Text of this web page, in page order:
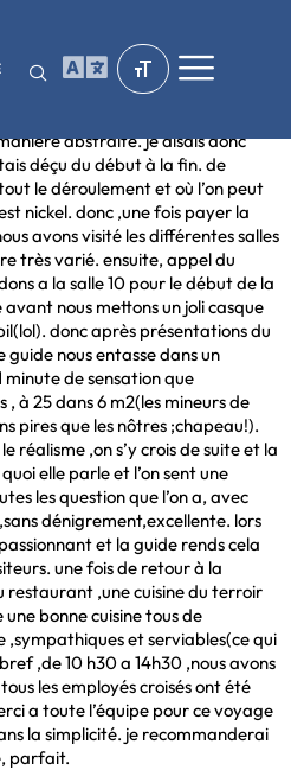
impatient;connaissant un peu le
abstraite. je disais donc
déçu du début à la fin. de
le déroulement et où l’on peut
nickel. donc ,une fois payer la
avons visité les différentes salles
très varié. ensuite, appel du
a la salle 10 pour le début de la
nous mettons un joli casque
donc après présentations du
nous entasse dans un
minute de sensation que
à 25 dans 6 m2(les mineurs de
pires que les nôtres ;chapeau!).
réalisme ,on s’y crois de suite et la
elle parle et l’on sent une
les question que l’on a, avec
dénigrement,excellente. lors
et la guide rends cela
une fois de retour à la
restaurant ,une cuisine du terroir
bonne cuisine tous de
,sympathiques et serviables(ce qui
,de 10 h30 a 14h30 ,nous avons
les employés croisés ont été
a toute l’équipe pour ce voyage
la simplicité. je recommanderai
parfait.